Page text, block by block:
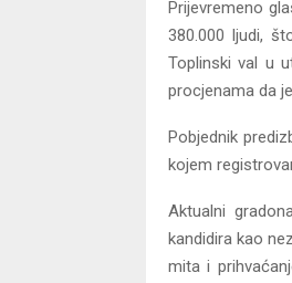
Prijevremeno
380.000 ljudi,
Toplinski val u
procjenama da
Pobjednik
kojem
Aktualni
kandidira kao
mita i